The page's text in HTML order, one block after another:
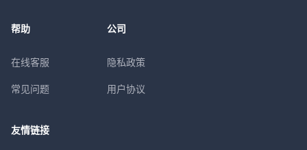
帮助
在线客服
常见问题
公司
隐私政策
用户协议
友情链接